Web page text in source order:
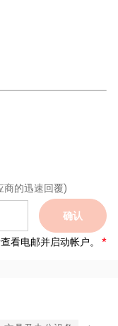
商的迅速回覆)
确认
看电邮并启动帐户。